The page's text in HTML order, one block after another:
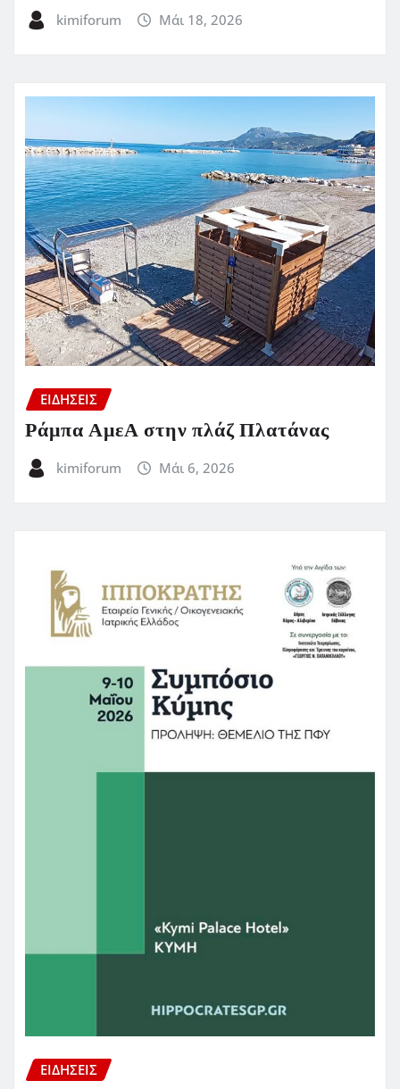
kimiforum Μάι 18, 2026
ΕΙΔΗΣΕΙΣ
Ράμπα ΑμεΑ στην πλάζ Πλατάνας
kimiforum Μάι 6, 2026
ΕΙΔΗΣΕΙΣ